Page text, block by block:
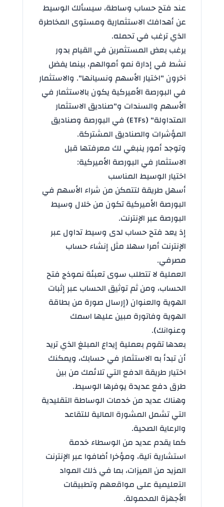
عند فتح حساب وساطة، سيسألك الوسيط
عن أهدافك الاستثمارية ومستوى المخاطرة
الذي ترغب في تحمله.
يرغب بعض المستثمرين في القيام بدور
نشط في إدارة نمو أموالهم، بينما يفضل
آخرون "اختيار الأسهم ونسيانها". والاستثمار
في البورصة الأميركية يكون بالاستثمار في
الأسهم والسندات و"صناديق الاستثمار
المتداولة" (ETFs) في البورصة وصناديق
المؤشرات والصناديق المشتركة.
وتوجد أمور ينبغي لك معرفتها قبل
الاستثمار في البورصة الأميركية:
اختيار الوسيط المناسب
أسهل طريقة لتتمكن من شراء الأسهم في
البورصة الأميركية تكون من خلال وسيط
البورصة عبر الإنترنت.
إذ يعد فتح حساب لدى وسيط تداول عبر
الإنترنت أمرا سهلا مثل إنشاء حساب
مصرفي.
العملية لا تتطلب سوى تعبئة نموذج فتح
الحساب، ومن ثم توثيق الحساب عبر إثبات
الهوية والعنوان (إرسال صورة من بطاقة
الهوية وفاتورة مبين عليها اسمك
وعنوانك).
بعدها تقوم بعملية إيداع المبلغ الذي تريد
أن تبدأ به الاستثمار في حسابك، ويمكنك
اختيار طريقة الدفع التي تلائمك من بين
طرق دفع عديدة يوفرها الوسيط.
وهناك عديد من خدمات الوساطة التقليدية
التي تشمل المشورة المالية للتقاعد
والرعاية الصحية.
كما يقدم عديد من الوسطاء خدمة
استشارية آلية، ومؤخرا أضافوا عبر الإنترنت
المزيد من الميزات، بما في ذلك المواد
التعليمية على مواقعهم وتطبيقات
الأجهزة المحمولة.